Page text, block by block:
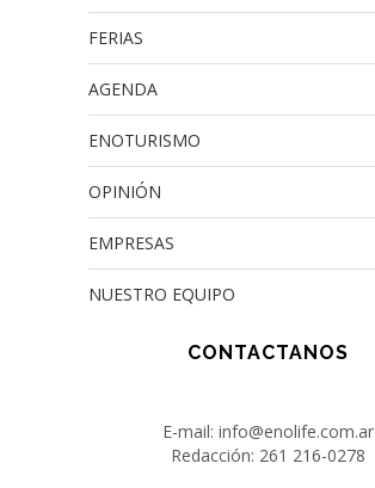
FERIAS
AGENDA
ENOTURISMO
OPINIÓN
EMPRESAS
NUESTRO EQUIPO
CONTACTANOS
E-mail: info@enolife.com.ar
Redacción: 261 216-0278